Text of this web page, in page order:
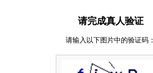
请完成真人验证
请输入以下图片中的验证码：